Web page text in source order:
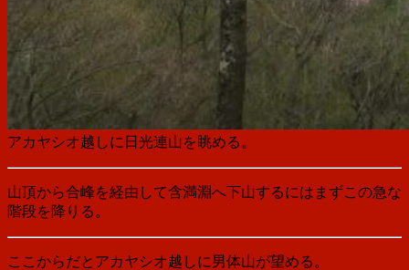
アカヤシオ越しに日光連山を眺める。
山頂から合峰を経由して含満淵へ下山するにはまずこの急な
階段を降りる。
ここからだとアカヤシオ越しに男体山が望める。